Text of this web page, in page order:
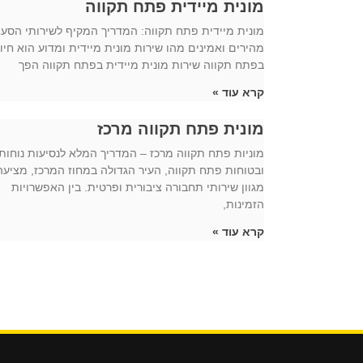
מונית מיידית פתח תקווה
מונית מיידית פתח תקווה: המדריך המקיף לשירותי
מהירים ואמינים מהו שירות מונית מיידית ומדוע הוא
בפתח תקווה שירות מונית מיידית בפתח תקווה הפך
קרא עוד »
מונית פתח תקווה מרכז
מוניות פתח תקווה מרכז – המדריך המלא לנסיעות
ובטוחות פתח תקווה, העיר הגדולה במחוז המרכז,
מגוון שירותי תחבורה ציבורית ופרטית. בין האפשרויות
הזמינות,
קרא עוד »